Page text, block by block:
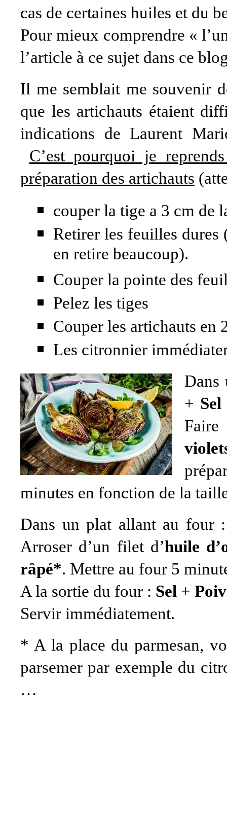
cas de certaines huiles et du
Pour mieux comprendre «
l’article à ce sujet dans ce
Il me semblait me souvenir
que les artichauts étaient
indications de Laurent
C’est pourquoi je
préparation des artichauts
couper la tige a 3 cm de
Retirer les feuilles dures
en retire beaucoup).
Couper la pointe des
Pelez les tiges
Couper les artichauts en
Les citronnier
Dans
+ Sel
minutes en fonction de la
Dans un plat allant au four
Arroser d’un filet d’huile
râpé*. Mettre au four 5
A la sortie du four : Sel +
Servir immédiatement.
* A la place du parmesan,
parsemer par exemple du
…